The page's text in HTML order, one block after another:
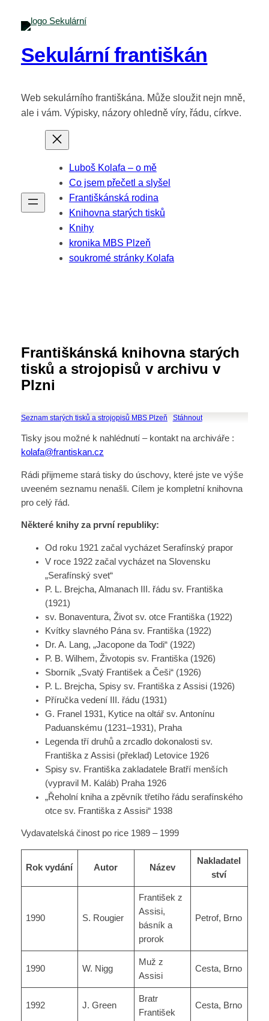
Sekulární františkán
Web sekulárního františkána. Může sloužit nejn mně,
ale i vám. Výpisky, názory ohledně víry, řádu, církve.
Luboš Kolafa – o mě
Co jsem přečetl a slyšel
Františkánská rodina
Knihovna starých tisků
Knihy
kronika MBS Plzeň
soukromé stránky Kolafa
Františkánská knihovna starých
tisků a strojopisů v archivu v
Plzni
Seznam starých tisků a strojopisů MBS Plzeň Stáhnout
Tisky jsou možné k nahlédnutí – kontakt na archiváře :
kolafa@frantiskan.cz
Rádi přijmeme stará tisky do úschovy, které jste ve výše
uveeném seznamu nenašli. Cílem je kompletní knihovna
pro celý řád.
Některé knihy za první republiky:
Od roku 1921 začal vycházet Serafínský prapor
V roce 1922 začal vycházet na Slovensku
„Serafínský svet“
P. L. Brejcha, Almanach III. řádu sv. Františka
(1921)
sv. Bonaventura, Život sv. otce Františka (1922)
Kvítky slavného Pána sv. Františka (1922)
Dr. A. Lang, „Jacopone da Todi“ (1922)
P. B. Wilhem, Životopis sv. Františka (1926)
Sborník „Svatý František a Češi“ (1926)
P. L. Brejcha, Spisy sv. Františka z Assisi (1926)
Příručka vedení III. řádu (1931)
G. Franel 1931, Kytice na oltář sv. Antonínu
Paduanskému (1231–1931), Praha
Legenda tří druhů a zrcadlo dokonalosti sv.
Františka z Assisi (překlad) Letovice 1926
Spisy sv. Františka zakladatele Bratří menších
(vypravil M. Kaláb) Praha 1926
„Řeholní kniha a zpěvník třetího řádu serafínského
otce sv. Františka z Assisi“ 1938
Vydavatelská činost po rice 1989 – 1999
Rok vydání Autor Název
Nakladatel
ství
1990 S. Rougier
František z
Assisi,
básník a
prorok
Petrof, Brno
1990 W. Nigg
Muž z
Assisi
Cesta, Brno
1992 J. Green
Bratr
František
Cesta, Brno